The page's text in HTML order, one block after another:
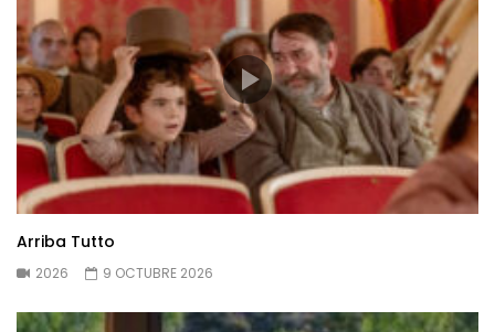
Arriba Tutto
2026 9 OCTUBRE 2026